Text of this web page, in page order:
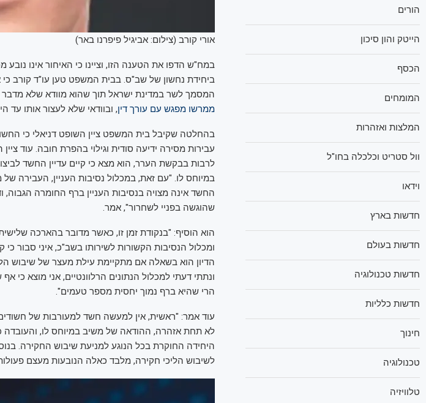
אורי קורב (צילום: אביגיל פיפרנו באר)
במח"ש הדפו את הטענה הזו, וציינו כי האיחור אינו
ביחידת נחשון של שב"ס. בבית המשפט טען עו"ד קורב
המסמך לשר במדינת ישראל תוך שהוא מוודא שלא מדבר
ממרשו מפגש עם עורך דין, ובוודאי שלא לעצור אותו עד
בהחלטה שקיבל בית המשפט ציין השופט דניאלי כי
עבירות מסירה ידיעה סודית וגילוי בהפרת חובה. עוד
לרבות בבקשת הערר, הוא מצא כי קיים עדיין החשד
במיוחס לו. "עם זאת, במכלול נסיבות העניין, העבירה
החשד אינה מצויה בנסיבות העניין ברף החומרה
שהוגשה בפניי לשחרור", אמר.
הוא הוסיף: "בנקודת זמן זו, כאשר מדובר בהארכה
ומכלול הנסיבות הקשורות לשירותו בשב"כ, איני סבור
הדיון הוא בשאלה אם מתקיימת עילת מעצר של שיבוש
ונתתי דעתי למכלול הנתונים הרלוונטיים, אני מוצא
הרי שהיא ברף נמוך יחסית מספר טעמים".
עוד אמר: "ראשית, אין למעשה חשד למעורבות של
לא תחת אזהרה, ההודאה של משיב במיוחס לו, והעובדה
היחידה החוקרת בכל הנוגע למניעת שיבוש החקירה.
לשיבוש הליכי חקירה, מלבד כאלה הנובעות מעצם
הורים
הייטק והון סיכון
הכסף
המומחים
המלצות ואזהרות
וול סטריט וכלכלה בחו"ל
וידאו
חדשות בארץ
חדשות בעולם
חדשות טכנולוגיה
חדשות כלליות
חינוך
טכנולוגיה
טלוויזיה